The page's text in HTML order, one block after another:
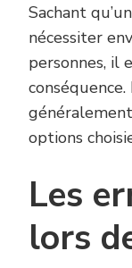
Sachant
nécessiter
personnes, il
options
Les
lors